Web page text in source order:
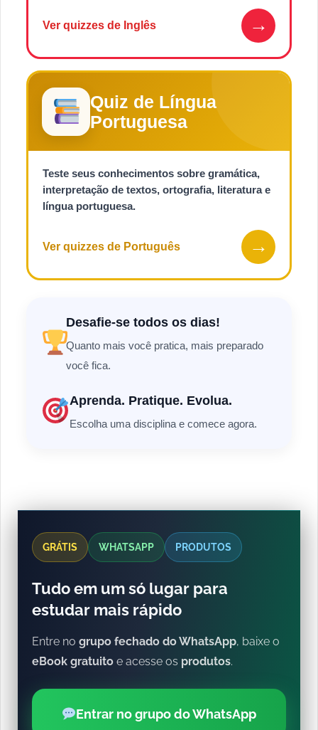
Ver quizzes de Inglês →
Quiz de Língua
Portuguesa
Teste seus conhecimentos sobre gramática,
interpretação de textos, ortografia, literatura e
língua portuguesa.
Ver quizzes de Português →
Desafie-se todos os dias!
Quanto mais você pratica, mais preparado
você fica.
Aprenda. Pratique. Evolua.
Escolha uma disciplina e comece agora.
GRÁTIS WHATSAPP PRODUTOS
Tudo em um só lugar para
estudar mais rápido
Entre no grupo fechado do WhatsApp, baixe o
eBook gratuito e acesse os produtos.
Entrar no grupo do WhatsApp